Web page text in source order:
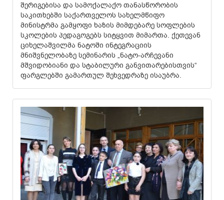
შერიგებისა და სამოქალაქო თანასწორობის
საკითხებში საქართველოს სახელმწიფო
მინისტრმა გამყოფი ხაზის მიმდებარე სოფლების
სკოლების პედაგოგებს სიტყვით მიმართა. ქეთევან
ციხელაშვილმა ნატოში ინტეგრაციის
მნიშვნელობაზე სემინარის „ნატო-არჩევანი
მშვიდობიანი და სტაბილური განვითარებისთვის“
ფარგლებში გამართულ შეხვედრაზე ისაუბრა.